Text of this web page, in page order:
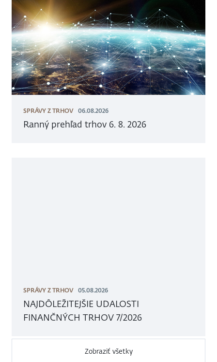
SPRÁVY Z TRHOV 06.08.2026
Ranný prehľad trhov 6. 8. 2026
SPRÁVY Z TRHOV 05.08.2026
NAJDÔLEŽITEJŠIE UDALOSTI
FINANČNÝCH TRHOV 7/2026
Zobraziť všetky